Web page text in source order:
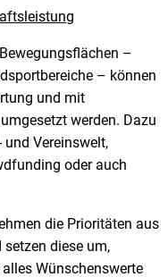
–
– können
und mit
werden. Dazu
Vereinswelt,
oder auch
die Prioritäten aus
diese um,
Wünschenswerte